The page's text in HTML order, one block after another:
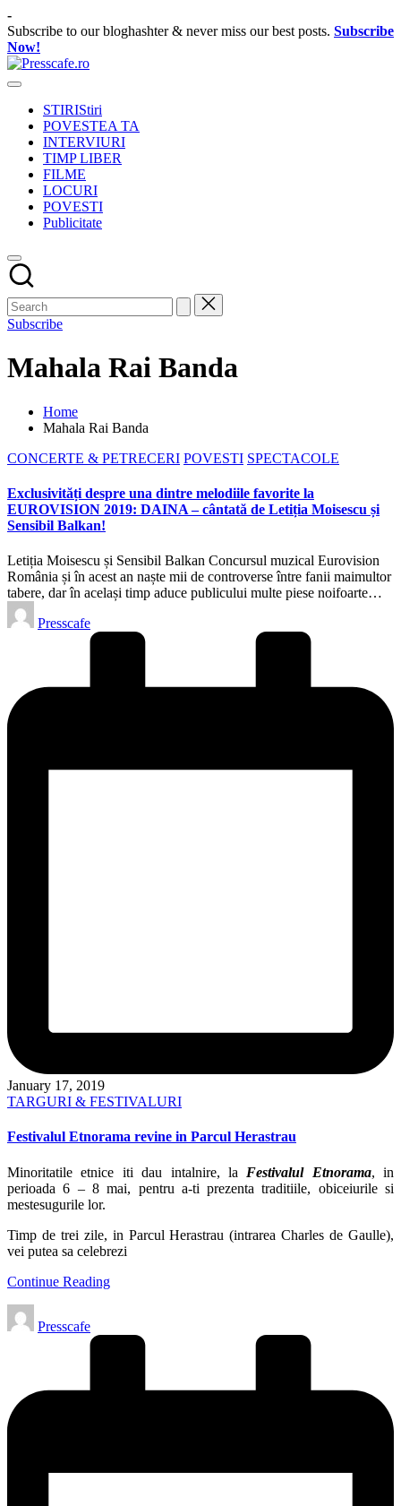
Skip
to
content
-
Subscribe to our bloghashter & never miss our best posts. Subscribe
Now!
Presscafe.ro
Cafeneau
urbaneSTIRIStiri
POVESTEA TA
INTERVIURI
TIMP LIBER
FILME
LOCURI
POVESTI
Publicitate
Subscribe
Mahala Rai Banda
Home
Mahala Rai Banda
Posted
CONCERTE & PETRECERI POVESTI SPECTACOLE
Exclusivități despre una dintre melodiile favorite la
EUROVISION 2019: DAINA – cântată de Letiția Moisescu și
Sensibil Balkan!
Letiția Moisescu și Sensibil Balkan Concursul muzical Eurovision
România și în acest an naște mii de controverse între fanii maimultor
tabere, dar în același timp aduce publicului multe piese noifoarte…
Posted
by
Presscafe
January 17, 2019
Posted
TARGURI & FESTIVALURI
Festivalul Etnorama revine in Parcul Herastrau
Minoritatile etnice iti dau intalnire, la Festivalul Etnorama, in
perioada 6 – 8 mai, pentru a-ti prezenta traditiile, obiceiurile si
mestesugurile lor.
Timp de trei zile, in Parcul Herastrau (intrarea Charles de Gaulle),
vei putea sa celebrezi
Continue Reading
Posted
by
Presscafe